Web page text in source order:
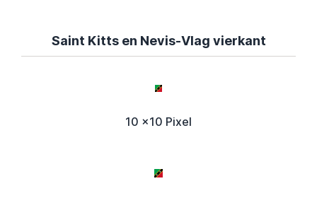
Saint Kitts en Nevis-Vlag vierkant
10 x10 Pixel